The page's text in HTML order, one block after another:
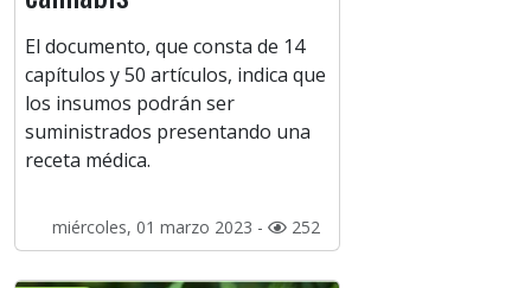
El documento, que consta de 14
capítulos y 50 artículos, indica que
los insumos podrán ser
suministrados presentando una
receta médica.
miércoles, 01 marzo 2023 - 252